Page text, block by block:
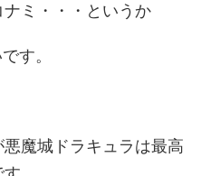
ミ・・・というか
す。
魔城ドラキュラは最高